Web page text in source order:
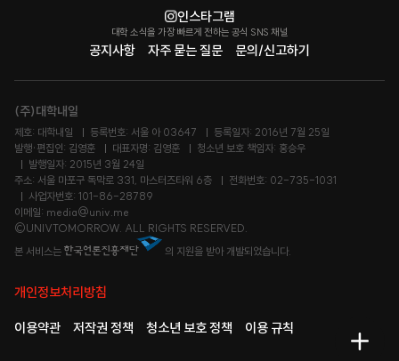
메
공지사항 자주 묻는 질문 문의/신고하기
인스타그램
대학 소식을 가장 빠르게 전하는 공식 SNS 채널
(주)대학내일
제호: 대학내일 등록번호: 서울 아 03647
등록일자: 2016년 7월 25일
발행·편집인: 김영훈
대표자명: 김영훈
청소년 보호 책임자: 홍승우
발행일자: 2015년 3월 24일
주소: 서울 마포구 독막로 331, 마스터즈타워 6층
전화번호: 02-735-1031
사업자번호: 101-86-28789
이메일: media@univ.me
©UNIVTOMORROW. ALL RIGHTS RESERVED.
본 서비스는
의 지원을 받아 개발되었습니다.
개인정보처리방침
이용약관 저작권 정책 청소년 보호 정책 이용 규칙